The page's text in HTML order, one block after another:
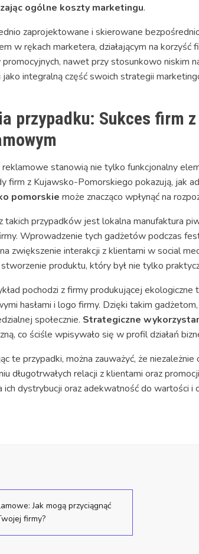
ogólne koszty marketingu.
zaprojektowane i skierowane
w rękach marketera, działającym na
nawet przy stosunkowo niskim
integralną część swoich strategii
przypadku: Sukces firm
stanowią nie tylko funkcjonalny
firm z Kujawsko-Pomorskiego pokazują, jak
pomorskie może znacząco wpłynąć na
takich przypadków jest lokalna manufaktura
Wprowadzenie tych gadżetów podczas
zwiększenie interakcji z klientami w social
produktu, który był nie tylko
pochodzi z firmy produkującej
hasłami i logo firmy. Dzięki takim
społecznie. Strategiczne
co ściśle wpisywało się w profil działań
te przypadki, można zauważyć, że
długotrwałych relacji z klientami oraz
ich dystrybucji oraz adekwatność do wartości i
Jak mogą przyciągnąć
firmy?